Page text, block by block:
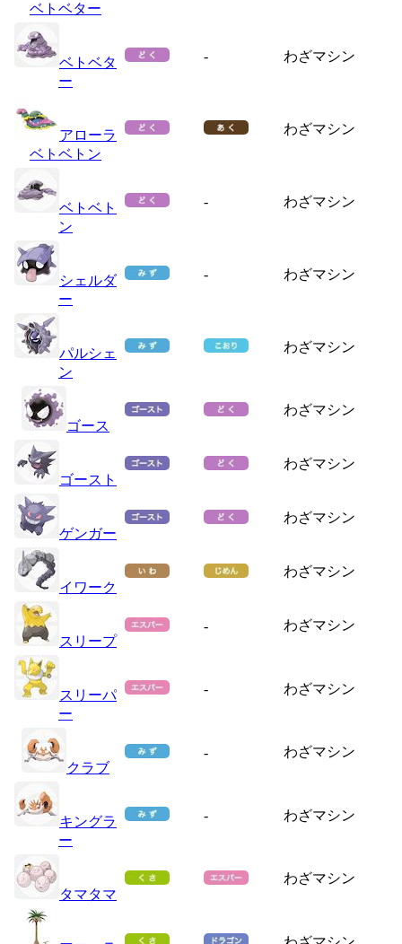
ベトベター
ベトベタ
ー
- わざマシン
アローラ
ベトベトン
わざマシン
ベトベト
ン
- わざマシン
シェルダ
ー
- わざマシン
パルシェ
ン
わざマシン
ゴース
わざマシン
ゴースト
わざマシン
ゲンガー
わざマシン
イワーク
わざマシン
スリープ
- わざマシン
スリーパ
ー
- わざマシン
クラブ
- わざマシン
キングラ
ー
- わざマシン
タマタマ
わざマシン